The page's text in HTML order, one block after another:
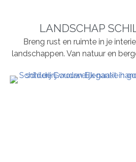
LANDSCHAP
Breng rust en ruimte in je
landschappen. Van natuur en